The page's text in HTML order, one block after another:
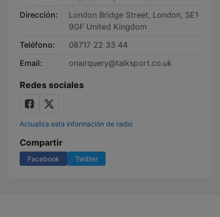
Dirección:
London Bridge Street, London, SE1
9GF United Kingdom
Teléfono:
08717 22 33 44
Email:
onairquery@talksport.co.uk
Redes sociales
Actualiza esta información de radio
Compartir
Facebook Twitter